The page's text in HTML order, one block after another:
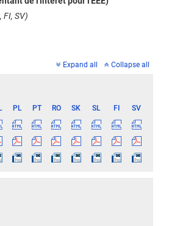
FI, SV)
Expand all Collapse all
PL PT RO SK SL FI
SV